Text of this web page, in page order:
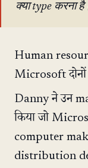
क्या type करना
Human
Microsoft दोनों
Danny ने उन
किया जो
computer
distribution